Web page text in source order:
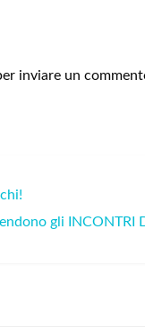
inviare un
gli INCONTRI